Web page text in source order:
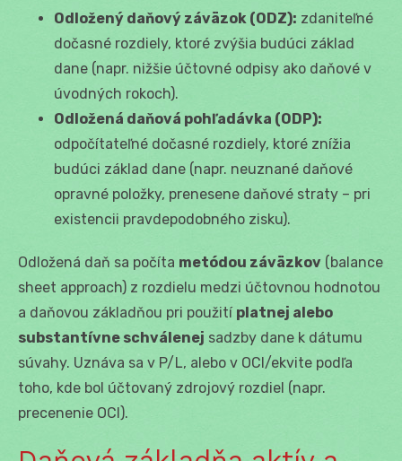
Odložený daňový záväzok (ODZ): zdaniteľné
dočasné rozdiely, ktoré zvýšia budúci základ
dane (napr. nižšie účtovné odpisy ako daňové v
úvodných rokoch).
Odložená daňová pohľadávka (ODP):
odpočítateľné dočasné rozdiely, ktoré znížia
budúci základ dane (napr. neuznané daňové
opravné položky, prenesene daňové straty – pri
existencii pravdepodobného zisku).
Odložená daň sa počíta metódou záväzkov (balance
sheet approach) z rozdielu medzi účtovnou hodnotou
a daňovou základňou pri použití platnej alebo
substantívne schválenej sadzby dane k dátumu
súvahy. Uznáva sa v P/L, alebo v OCI/ekvite podľa
toho, kde bol účtovaný zdrojový rozdiel (napr.
precenenie OCI).